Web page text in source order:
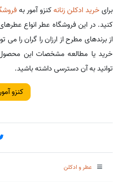
برایخرید ادکلن زنانهکنزو آمور به
کنید. در این فروشگاه عطر انواع
از برندهای مطرح از ارزان را گران را
خرید یا مطالعه مشخصات این محصول
توانید به آن دسترسی داشته باشید.
کنزو آمور
عطر و ادکلن